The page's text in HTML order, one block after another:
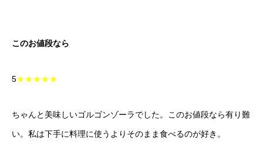
このお値段なら
5★★★★★
ちゃんと美味しいゴルゴンゾーラでした。このお値段なら有り難
い。私は下手に料理に使うよりそのまま食べるのが好き。